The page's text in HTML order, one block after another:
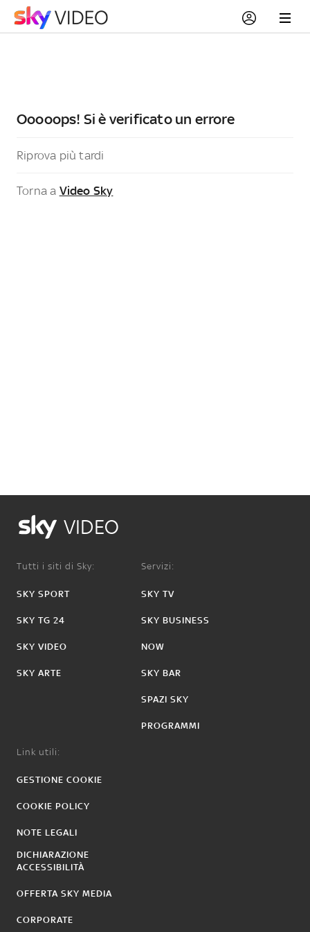
Ooooops! Si è verificato un errore
Riprova più tardi
Torna a Video Sky
VIDEO
Tutti i siti di Sky:
SKY SPORT
SKY TG 24
SKY VIDEO
SKY ARTE
Servizi:
SKY TV
SKY BUSINESS
NOW
SKY BAR
SPAZI SKY
PROGRAMMI
Link utili:
GESTIONE COOKIE
COOKIE POLICY
NOTE LEGALI
DICHIARAZIONE
ACCESSIBILITÀ
OFFERTA SKY MEDIA
CORPORATE